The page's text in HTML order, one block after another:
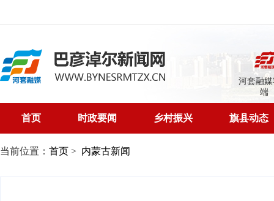
河套融
端
首页 时政要闻 乡村振兴 旗县动态
当前位置： 首页 > 内蒙古新闻